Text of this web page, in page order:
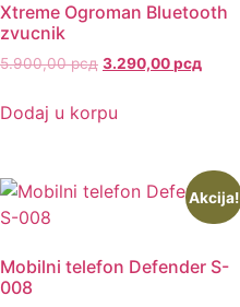
Xtreme Ogroman Bluetooth
zvucnik
5.900,00рсд 3.290,00рсд
Dodaj u korpu
Akcija!
Mobilni telefon Defender S-
008